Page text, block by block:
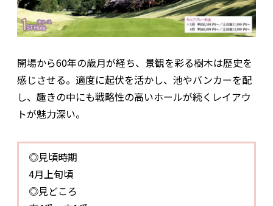
開場から60年の歳月が経ち、景観を彩る樹木は歴史を
感じさせる。適度に起伏を活かし、池やバンカーを配
し、趣きの中にも戦略性の高いホールが続くレイアウ
トが魅力深い。
◎見頃時期
4月上旬頃
◎見どころ